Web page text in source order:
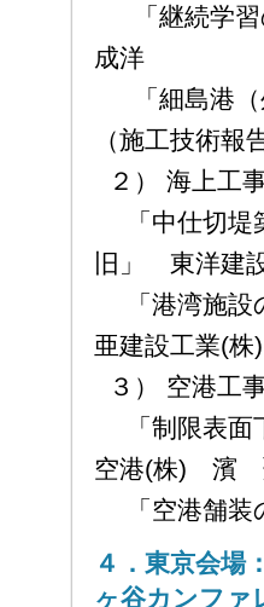
「継続学習
成
「細島港（
（施工技術
２） 海上工
「中仕切堤
旧」 東洋
「港湾施設
亜建設工業(
３） 空港工
「制限表面
空港(株) 濱
「空港舗装
４．東京会
ヶ谷カンファ